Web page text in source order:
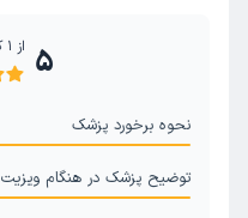
5 از 1
نحوه برخورد پزشک
توضیح پزشک در هنگام ویزیت